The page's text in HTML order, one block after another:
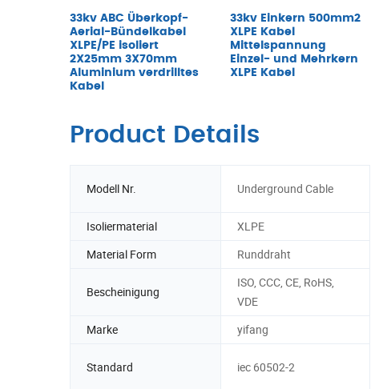
33kv ABC Überkopf-
Aerial-Bündelkabel
XLPE/PE isoliert
2X25mm 3X70mm
Aluminium verdrilltes
Kabel
33kv Einkern 500mm2
XLPE Kabel
Mittelspannung
Einzel- und Mehrkern
XLPE Kabel
Product Details
Modell Nr. Underground Cable
Isoliermaterial
XLPE
Material Form
Runddraht
Bescheinigung
ISO, CCC, CE, RoHS,
VDE
Marke yifang
Standard iec 60502-2